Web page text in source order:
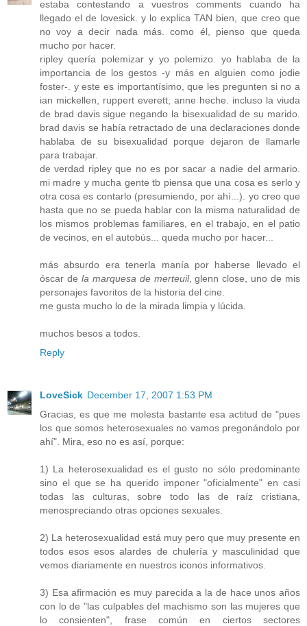
estaba contestando a vuestros comments cuando ha
llegado el de lovesick. y lo explica TAN bien, que creo que
no voy a decir nada más. como él, pienso que queda
mucho por hacer.
ripley quería polemizar y yo polemizo. yo hablaba de la
importancia de los gestos -y más en alguien como jodie
foster-. y este es importantísimo, que les pregunten si no a
ian mickellen, ruppert everett, anne heche. incluso la viuda
de brad davis sigue negando la bisexualidad de su marido.
brad davis se había retractado de una declaraciones donde
hablaba de su bisexualidad porque dejaron de llamarle
para trabajar.
de verdad ripley que no es por sacar a nadie del armario.
mi madre y mucha gente tb piensa que una cosa es serlo y
otra cosa es contarlo (presumiendo, por ahí...). yo creo que
hasta que no se pueda hablar con la misma naturalidad de
los mismos problemas familiares, en el trabajo, en el patio
de vecinos, en el autobús... queda mucho por hacer...
más absurdo era tenerla manía por haberse llevado el
óscar de la marquesa de merteuil, glenn close, uno de mis
personajes favoritos de la historia del cine.
me gusta mucho lo de la mirada limpia y lúcida.
muchos besos a todos.
Reply
LoveSick December 17, 2007 1:53 PM
Gracias, es que me molesta bastante esa actitud de "pues
los que somos heterosexuales no vamos pregonándolo por
ahí". Mira, eso no es así, porque:
1) La heterosexualidad es el gusto no sólo predominante
sino el que se ha querido imponer "oficialmente" en casi
todas las culturas, sobre todo las de raíz cristiana,
menospreciando otras opciones sexuales.
2) La heterosexualidad está muy pero que muy presente en
todos esos esos alardes de chulería y masculinidad que
vemos diariamente en nuestros iconos informativos.
3) Esa afirmación es muy parecida a la de hace unos años
con lo de "las culpables del machismo son las mujeres que
lo consienten", frase común en ciertos sectores